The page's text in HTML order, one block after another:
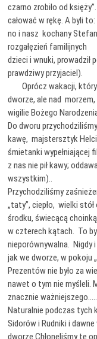
czarno zrobiło od
całować w rękę. A byli
no i nasz kochany
rozgałęzień familijnych
dzieci i wnuki, prowadził
prawdziwy przyjaciel).
Oprócz wakacji,
dworze, ale nad
wigilie Bożego
Do dworu
kawę, majstersztyk
śmietanki wypełniającej
z nas nie pił kawy;
wszystkim)..
Przychodziliśmy
„taty”, ciepło, wielki
środku, świecącą
w czterech kątach. To
nieporównywalna. Nigdy
jak we dworze, w pokoju „
Prezentów nie było za
nawet o tym nie myśleli.
znacznie ważniejszego……
Naturalnie podczas tych
Sidorów i Rudniki i
dworze.Chłonęliśmy te